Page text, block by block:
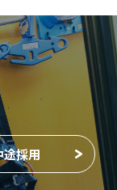
途採用